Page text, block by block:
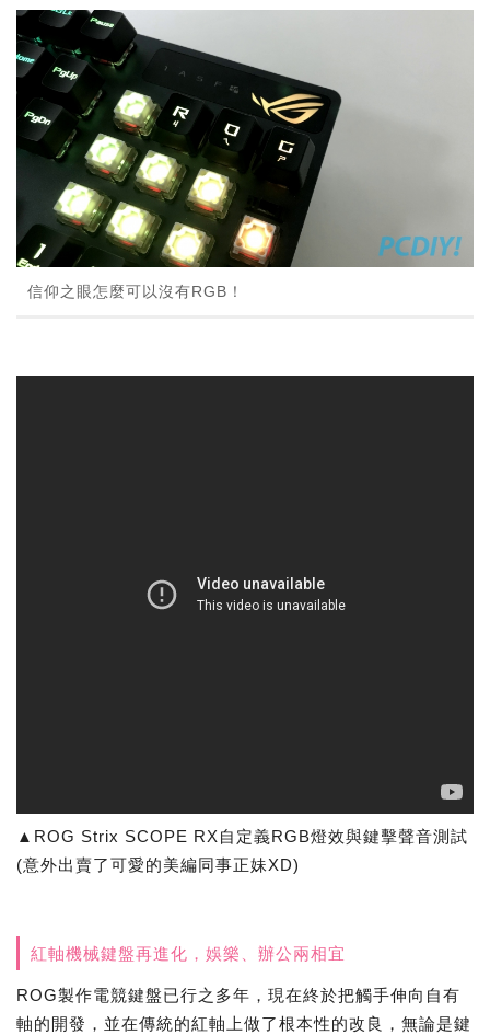
信仰之眼怎麼可以沒有RGB！
▲ROG Strix SCOPE RX自定義RGB燈效與鍵擊聲音測試
(意外出賣了可愛的美編同事正妹XD)
紅軸機械鍵盤再進化，娛樂、辦公兩相宜
ROG製作電競鍵盤已行之多年，現在終於把觸手伸向自有
軸的開發，並在傳統的紅軸上做了根本性的改良，無論是鍵